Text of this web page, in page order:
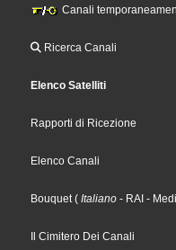
Canali
Ricerca Canali
Elenco Satelliti
Rapporti di Ricezione
Elenco Canali
Bouquet( Italiano - RAI -
Il Cimitero Dei Canali